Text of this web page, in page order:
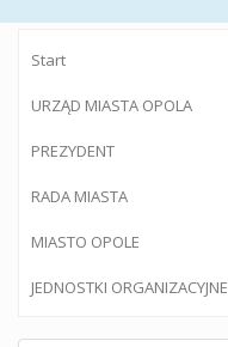
Start
URZĄD MIASTA OPOLA
PREZYDENT
RADA MIASTA
MIASTO OPOLE
JEDNOSTKI ORGANIZACYJNE